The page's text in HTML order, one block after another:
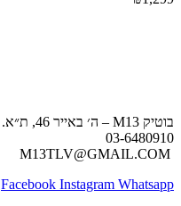
בוטיק M13 – ה׳ באייר 46, ת״א.
03-6480910
Facebook Instagram Whatsapp